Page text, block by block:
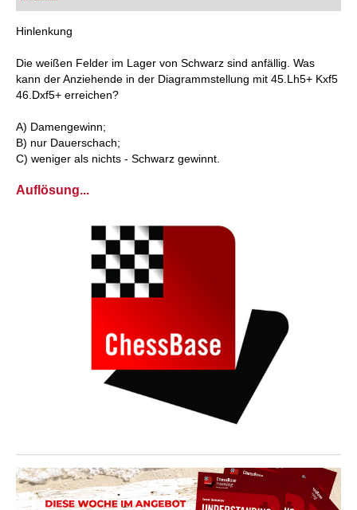
individueller als je zuvor.
Hinlenkung
Die weißen Felder im Lager von Schwarz sind anfällig. Was
kann der Anziehende in der Diagrammstellung mit 45.Lh5+ Kxf5
46.Dxf5+ erreichen?
A) Damengewinn;
B) nur Dauerschach;
C) weniger als nichts - Schwarz gewinnt.
Auflösung...